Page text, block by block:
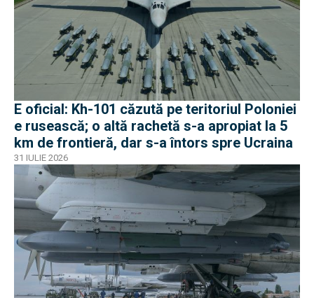
E oficial: Kh-101 căzută pe teritoriul Poloniei
e rusească; o altă rachetă s-a apropiat la 5
km de frontieră, dar s-a întors spre Ucraina
31 IULIE 2026